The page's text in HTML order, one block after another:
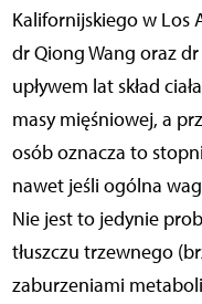
Kalifornijskiego w Los
dr Qiong Wang oraz
upływem lat skład
masy mięśniowej, a
osób oznacza to
nawet jeśli ogólna
Nie jest to jedynie
tłuszczu trzewnego
zaburzeniami